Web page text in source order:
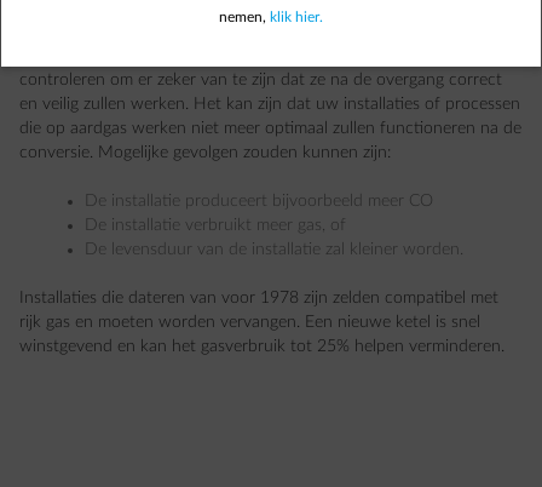
Wat zijn de gevolgen voor u?
controleren om er zeker van te zijn dat ze na de overgang correct
en veilig zullen werken. Het kan zijn dat uw installaties of processen
die op aardgas werken niet meer optimaal zullen functioneren na de
conversie. Mogelijke gevolgen zouden kunnen zijn:
De installatie produceert bijvoorbeeld meer CO
De installatie verbruikt meer gas, of
De levensduur van de installatie zal kleiner worden.
Installaties die dateren van voor 1978 zijn zelden compatibel met
rijk gas en moeten worden vervangen. Een nieuwe ketel is snel
winstgevend en kan het gasverbruik tot 25% helpen verminderen.
nemen, klik hier.